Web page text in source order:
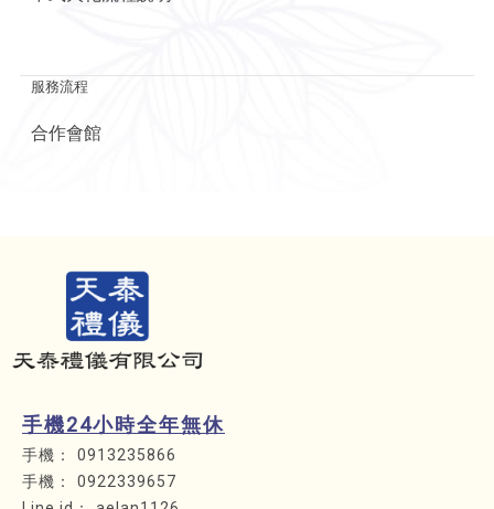
服務流程
合作會館
手機24小時全年無休
0913235866
0922339657